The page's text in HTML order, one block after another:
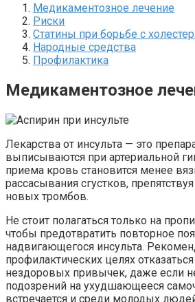
Медикаментозное лечение
Риски
Статины при борьбе с
Народные средства
Профилактика
Медикаментозное
Лекарства от инсульта — это
выписываются при артериальной
приема кровь становится менее
рассасывания сгустков,
новых тромбов.
Не стоит полагаться только на
чтобы предотвратить повторное
надвигающегося инсульта.
профилактических целях
нездоровых привычек, даже если
подозрений на ухудшающееся
встречается и среди молодых